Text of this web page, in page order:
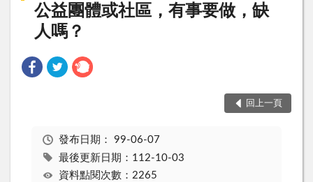
公益團體或社區，有事要做，缺
人嗎？
回上一頁
發布日期： 99-06-07
最後更新日期：112-10-03
資料點閱次數：2265